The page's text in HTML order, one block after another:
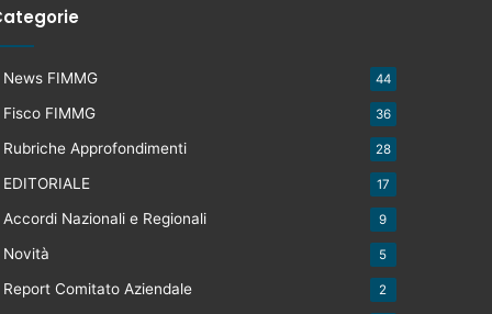
News FIMMG 44
Fisco FIMMG 36
Rubriche Approfondimenti 28
EDITORIALE 17
Accordi Nazionali e Regionali 9
Novità 5
Report Comitato Aziendale 2